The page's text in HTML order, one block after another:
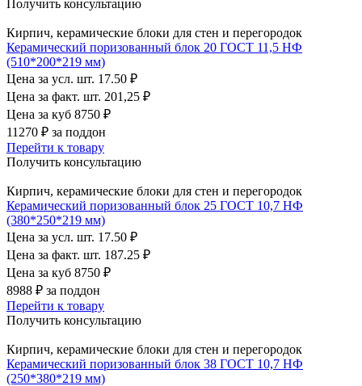
Получить консультацию
Кирпич, керамические блоки для стен и перегородок
Керамический поризованный блок 20 ГОСТ 11,5 НФ
(510*200*219 мм)
Цена за усл. шт. 17.50 ₽
Цена за факт. шт. 201,25 ₽
Цена за куб 8750 ₽
11270 ₽ за поддон
Перейти к товару
Получить консультацию
Кирпич, керамические блоки для стен и перегородок
Керамический поризованный блок 25 ГОСТ 10,7 НФ
(380*250*219 мм)
Цена за усл. шт. 17.50 ₽
Цена за факт. шт. 187.25 ₽
Цена за куб 8750 ₽
8988 ₽ за поддон
Перейти к товару
Получить консультацию
Кирпич, керамические блоки для стен и перегородок
Керамический поризованный блок 38 ГОСТ 10,7 НФ
(250*380*219 мм)